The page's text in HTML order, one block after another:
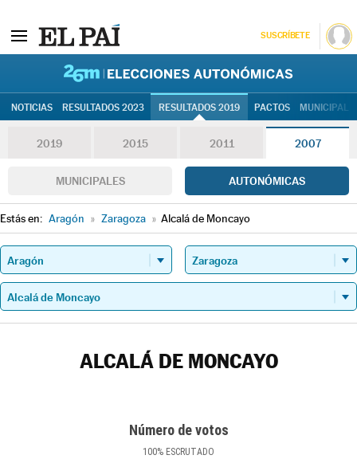
SUSCRÍBETE
NOTICIAS RESULTADOS 2023 RESULTADOS 2019 PACTOS
2019 2015 2011 2007
MUNICIPALES AUTONÓMICAS
Estás en: Aragón » Zaragoza » Alcalá de Moncayo
ALCALÁ DE MONCAYO
Número de votos
100% ESCRUTADO